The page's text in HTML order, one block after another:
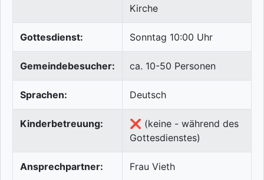
Kirche
Gottesdienst: Sonntag 10:00 Uhr
Gemeindebesucher: ca. 10-50 Personen
Sprachen: Deutsch
Kinderbetreuung:
❌ (keine - während des
Gottesdienstes)
Ansprechpartner: Frau Vieth